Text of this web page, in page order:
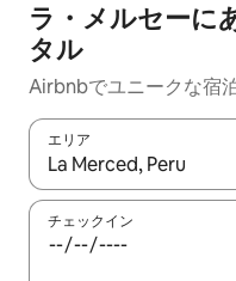
ラ・メルセーに
タル
Airbnbでユニークな宿
エリア
検索結果が表示された
チェックイン